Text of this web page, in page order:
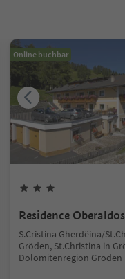
Online buchbar
Residence
S.Cristina Gherdëina/
Gröden, St.Christina in
Dolomitenregion Gröden